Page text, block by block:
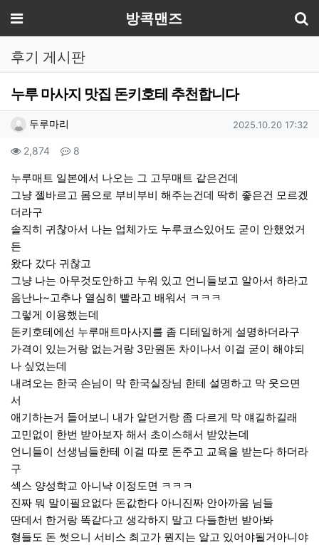
메뉴 방콕맨즈
후기 게시판
누루 마사지 맛집 돈키호테 추천합니다
작성자 정보
두루마리 작성일
2025.10.20 17:32
컨텐츠 정보
2,874 조회 8
본문
누루매트 일본에서 나오는 그 고무매트 같은건데
그냥 젤바르고 몸으로 부비부비 해주는건데 딱히 좋은건 모르겠
더라구
솔직히 귀찮아서 나는 업체가도 누루코스있어도 굳이 안했었거
든
왔다 갔다 귀찮고
그냥 나는 아무것도안하고 누워 있고 언니들보고 알아서 하라고
옴난나~고추나 열심히 빨라고 배워서 ㅋㅋㅋ
그렇게 이용했는데
돈키호테에선 누루매트마사지를 좀 디테일하게 설명하더라구
가격이 있는거랑 없는거랑 3만원돈 차이나서 이걸 굳이 해야되
나 싶었는데
내려오는 한국 손님이 막 한국실장님 한테 설명하고 막 웃으면
서
애기하는거 들어보니 내가 알던거랑 좀 다르게 막 얘길하길래
고민없이 한번 받아보자 해서 초이스해서 받았는데
언니들이 선생님들한테 이걸 따로 돈주고 교육을 받는다 하더라
구
섹스 양성학교 아니냑 이정도면 ㅋㅋㅋ
진짜 뭐 말이필요없다 돈값한다 아니진짜 안아까움 님들
딴데서 한거랑 똑같다고 생각하지 말고 다들한번 받아봐
형들도 돈 썻으니 서비스 최고가 뭔지는 알고 있어야될거아니야